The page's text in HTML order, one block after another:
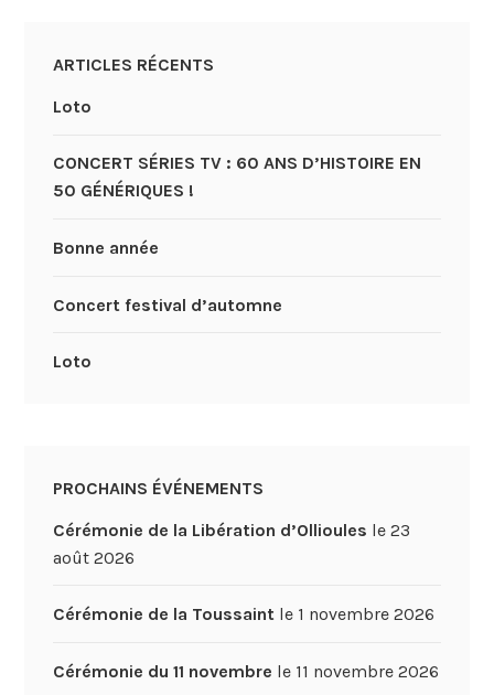
ARTICLES RÉCENTS
Loto
CONCERT SÉRIES TV : 60 ANS D’HISTOIRE EN
50 GÉNÉRIQUES !
Bonne année
Concert festival d’automne
Loto
PROCHAINS ÉVÉNEMENTS
Cérémonie de la Libération d’Ollioules le 23
août 2026
Cérémonie de la Toussaintle 1 novembre 2026
Cérémonie du 11 novembre le 11 novembre 2026